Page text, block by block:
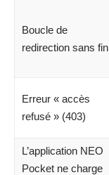
Boucle de
redirection sans fin
Erreur « accès
refusé » (403)
L’application NEO
Pocket ne charge